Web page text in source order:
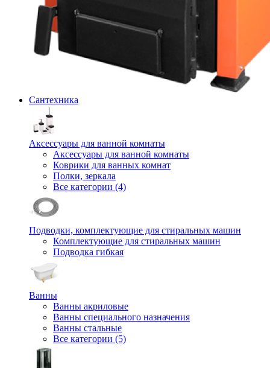
Сантехника
Аксессуары для ванной комнаты
Аксессуары для ванной комнаты
Коврики для ванных комнат
Полки, зеркала
Все категории (4)
Подводки, комплектующие для стиральных машин
Комплектующие для стиральных машин
Подводка гибкая
Ванны
Ванны акриловые
Ванны специального назначения
Ванны стальные
Все категории (5)